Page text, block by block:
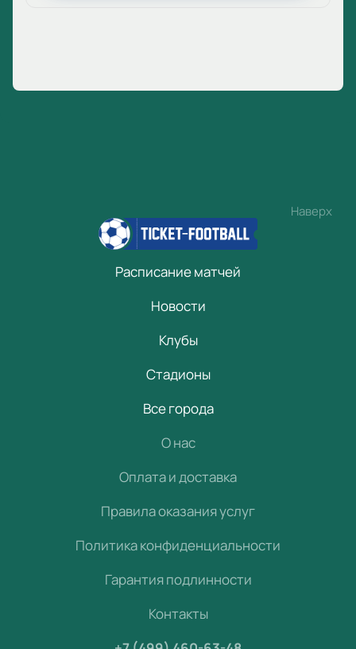
Наверх
Расписание матчей
Новости
Клубы
Стадионы
Все города
О нас
Оплата и доставка
Правила оказания услуг
Политика конфиденциальности
Гарантия подлинности
Контакты